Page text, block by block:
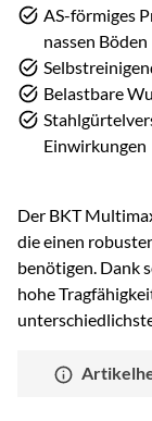
AS-förmiges
nassen Böden
Belastbare
Einwirkungen
Der BKT
die einen
benötigen. Dank
hohe